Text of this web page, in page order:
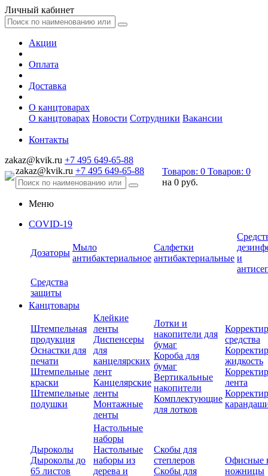
Личный кабинет
Акции
Оплата
Доставка
О канцтоварах
О канцтоварах Новости Сотрудники Вакансии
Контакты
zakaz@kvik.ru +7 495 649-65-88
zakaz@kvik.ru +7 495 649-65-88 Товаров: 0 Товаров: 0
на 0 руб.
Меню
COVID-19
Дозаторы
Мыло
антибактериальное
Салфетки
антибактериальные и
Средства
защиты
Канцтовары
Штемпельная
продукция
Оснастки для
печати
Штемпельные
краски
Штемпельные
подушки
Клейкие
ленты
Диспенсеры
для
канцелярских
лент
Канцелярские
ленты
Монтажные
ленты
Лотки и
накопители для
бумаг
Короба для
бумаг
Вертикальные
накопители
Комплектующие
для лотков
средства
жидкость
лента
Дыроколы
Дыроколы до
65 листов
Настольные
наборы
Настольные
наборы из
дерева и
Скобы для
степлеров
Скобы для
Офисные
ножницы